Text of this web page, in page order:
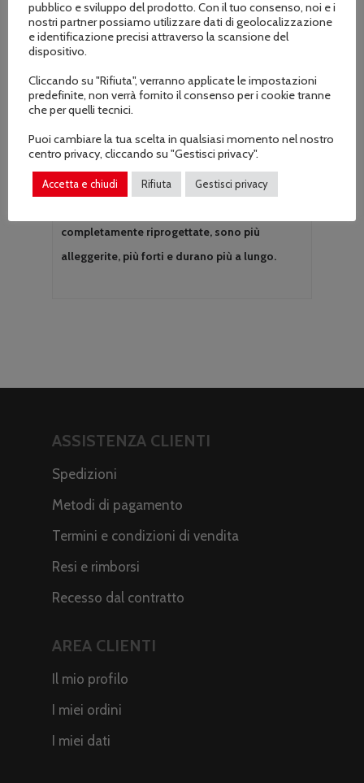
Descrizione
Informazioni aggiuntive
completamente riprogettate, sono più
alleggerite, più forti e durano più a lungo.
ASSISTENZA CLIENTI
Spedizioni
Metodi di pagamento
Termini e condizioni di vendita
Resi e rimborsi
Recesso dal contratto
AREA CLIENTI
Il mio profilo
I miei ordini
I miei dati
pubblico e sviluppo del prodotto. Con il tuo consenso, noi e i
nostri partner possiamo utilizzare dati di geolocalizzazione
e identificazione precisi attraverso la scansione del
dispositivo.
Cliccando su "Rifiuta", verranno applicate le impostazioni
predefinite, non verrà fornito il consenso per i cookie tranne
che per quelli tecnici.
Puoi cambiare la tua scelta in qualsiasi momento nel nostro
centro privacy, cliccando su "Gestisci privacy".
Accetta e chiudi Rifiuta Gestisci privacy